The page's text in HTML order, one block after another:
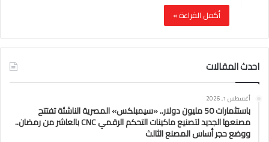
أكمل القراءة »
احدث المقالات
أغسطس 1, 2026
باستثمارات 50 مليون دولار.. «سيمبلكس» المصرية الناشئة تفتتح
مصنعها الجديد لتصنيع ماكينات التحكم الرقمي CNC بالعاشر من رمضان..
ووضع حجر أساس المصنع الثالث